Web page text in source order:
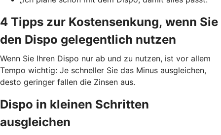
4 Tipps zur Kostensenkung, wenn Sie
den Dispo gelegentlich nutzen
Wenn Sie Ihren Dispo nur ab und zu nutzen, ist vor allem
Tempo wichtig: Je schneller Sie das Minus ausgleichen,
desto geringer fallen die Zinsen aus.
Dispo in kleinen Schritten
ausgleichen